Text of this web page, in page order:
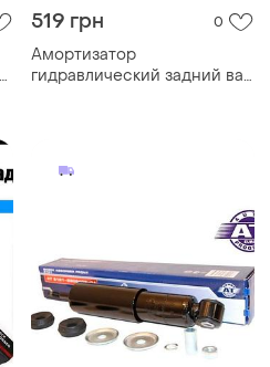
519 грн 0
Амортизатор
гидравлический задний ваз